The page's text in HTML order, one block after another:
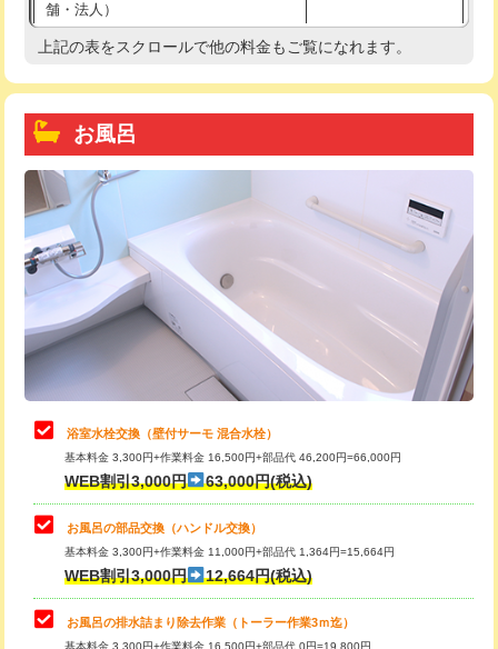
舗・法人）
高度高圧洗浄換 現地調査
トーラー機使用/3mまで
追加トーラー機使用/3m超え
カメラ調査 33,000円
桝清掃 8,800円
止水・漏水調査・防水処理・清掃・修
理・調整・分解・加工など（軽作業）
止水・漏水調査・防水処理・清掃・修
理・調整・分解・加工など（中作業）
22,000円
止水・漏水調査・防水処理・清掃・修
理・調整・分解・加工など（重作業）
33,000円
トイレタンク脱着
トイレ便器脱着
タンクレストイレ脱着 33,000円
上記の表をスクロールで他の料金もご覧になれます。
お風呂
浴室水栓交換（壁付サーモ 混合水栓）
基本料金 3,300円+作業料金 16,500円+部品代 46,200円=66,000円
WEB割引3,000円 63,000円(税込)
お風呂の部品交換（ハンドル交換）
基本料金 3,300円+作業料金 11,000円+部品代 1,364円=15,664円
WEB割引3,000円 12,664円(税込)
お風呂の排水詰まり除去作業（トーラー作業3ｍ迄）
基本料金 3,300円+作業料金 16,500円+部品代 0円=19,800円